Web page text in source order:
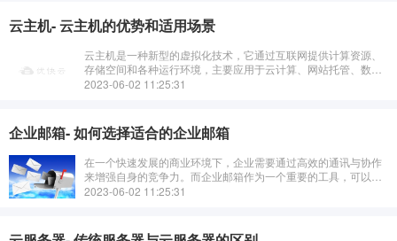
云主机- 云主机的优势和适用场景
云主机是一种新型的虚拟化技术，它通过互联网提供计算资源、
存储空间和各种运行环境，主要应用于云计算、网站托管、数据
备份、电子商务等领域。那么，云主机相比其他虚拟主机有哪些
2023-06-02 11:25:31
企业邮箱- 如何选择适合的企业邮箱
在一个快速发展的商业环境下，企业需要通过高效的通讯与协作
来增强自身的竞争力。而企业邮箱作为一个重要的工具，可以使
企业内部更好地进行沟通和联系，提高工作效率。那么，如何选
2023-06-02 11:25:31